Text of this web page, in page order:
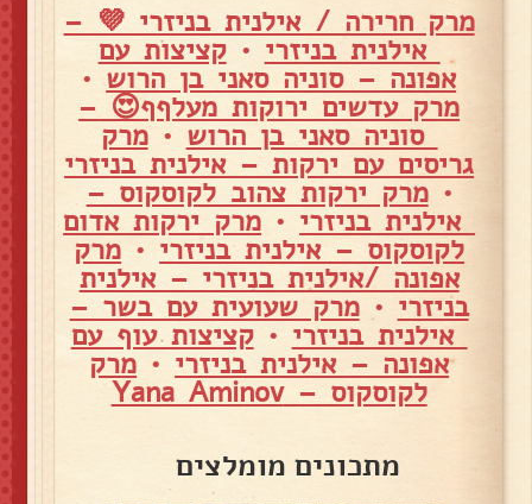
מרק חרירה / אילנית בניזרי 💜 –
אילנית בניזרי •קציצות עם
אפונה – סוניה סאני בן הרוש•
מרק עדשים ירוקות מעלףף😍 –
סוניה סאני בן הרוש •מרק
גריסים עם ירקות – אילנית בניזרי
•מרק ירקות צהוב לקוסקוס –
אילנית בניזרי • מרק ירקות אדום
לקוסקוס – אילנית בניזרי • מרק
אפונה /אילנית בניזרי – אילנית
בניזרי •מרק שעועית עם בשר –
אילנית בניזרי •קציצות עוף עם
אפונה – אילנית בניזרי • מרק
לקוסקוס – Yana Aminov
מתכונים מומלצים